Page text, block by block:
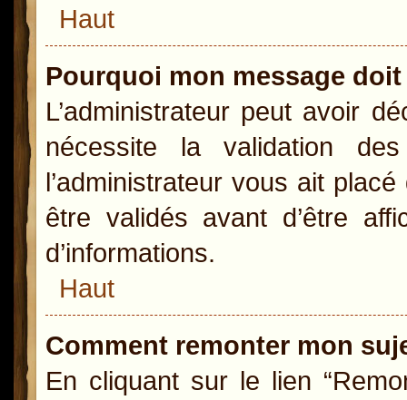
Haut
Pourquoi mon message
L’administrateur peut avoir
nécessite la validation
l’administrateur vous ait
être validés avant d’être
d’informations.
Haut
Comment remonter mon
En cliquant sur le lien